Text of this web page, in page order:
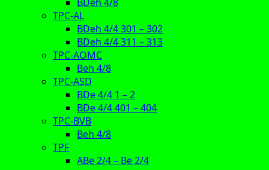
TPC-AL
BDeh 4/4 301 – 302
BDeh 4/4 311 – 313
TPC-AOMC
Beh 4/8
TPC-ASD
BDe 4/4 1 – 2
BDe 4/4 401 – 404
TPC-BVB
Beh 4/8
TPF
ABe 2/4 – Be 2/4